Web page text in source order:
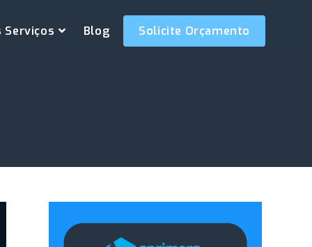
Serviços Blog Solicite Orçamento